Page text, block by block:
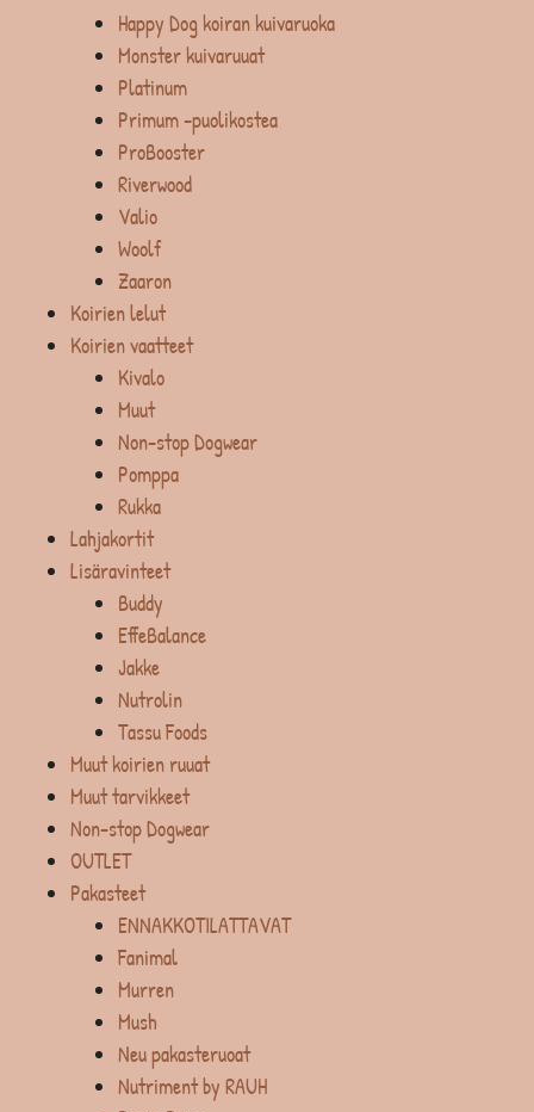
Happy Dog koiran kuivaruoka
Monster kuivaruuat
Platinum
Primum -puolikostea
ProBooster
Riverwood
Valio
Woolf
Zaaron
Koirien lelut
Koirien vaatteet
Kivalo
Muut
Non-stop Dogwear
Pomppa
Rukka
Lahjakortit
Lisäravinteet
Buddy
EffeBalance
Jakke
Nutrolin
Tassu Foods
Muut koirien ruuat
Muut tarvikkeet
Non-stop Dogwear
OUTLET
Pakasteet
ENNAKKOTILATTAVAT
Fanimal
Murren
Mush
Neu pakasteruoat
Nutriment by RAUH